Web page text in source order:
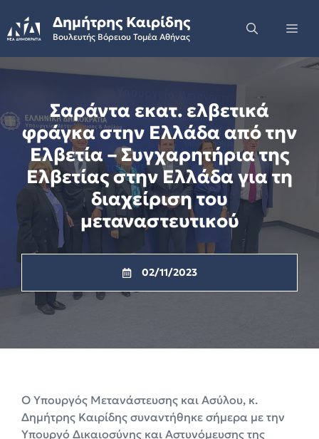
to
content
Δημήτρης Καιρίδης
Βουλευτής Βόρειου Τομέα Αθήνας
Σαράντα εκατ. ελβετικά
φράγκα στην Ελλάδα από την
Ελβετία – Συγχαρητήρια της
Ελβετίας στην Ελλάδα για τη
διαχείριση του
μεταναστευτικού
02/11/2023
Ο Υπουργός Μετανάστευσης και Ασύλου, κ.
Δημήτρης Καιρίδης συναντήθηκε σήμερα με την
Υπουργό Δικαιοσύνης και Αστυνόμευσης της